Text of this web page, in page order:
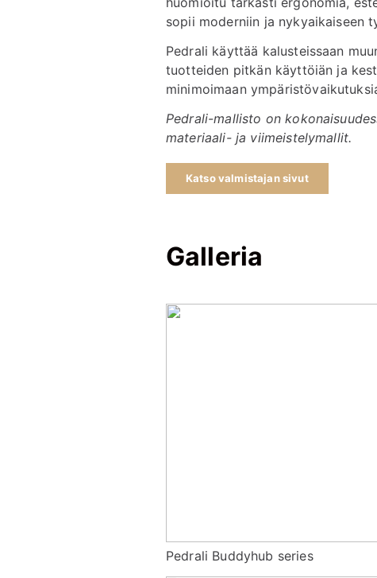
sopii moderniin ja nykyaikaiseen
Pedrali käyttää kalusteissaan
tuotteiden pitkän käyttöiän ja
minimoimaan
Pedrali-mallisto on
materiaali- ja viimeistelymallit.
Katso valmistajan sivut
Galleria
Pedrali Buddyhub series